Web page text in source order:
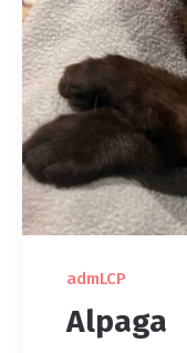
admLCP
Alpaga